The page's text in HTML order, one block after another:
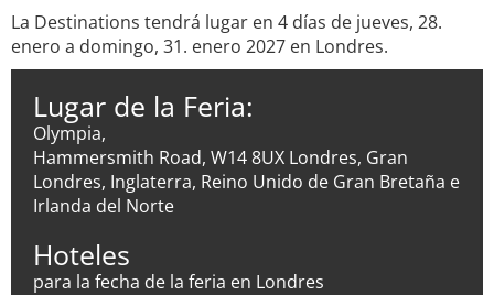
La Destinations tendrá lugar en 4 días de jueves, 28.
enero a domingo, 31. enero 2027 en Londres.
Lugar de la Feria:
Olympia,
Hammersmith Road, W14 8UX Londres, Gran
Londres, Inglaterra, Reino Unido de Gran Bretaña e
Irlanda del Norte
Hoteles
para la fecha de la feria en Londres